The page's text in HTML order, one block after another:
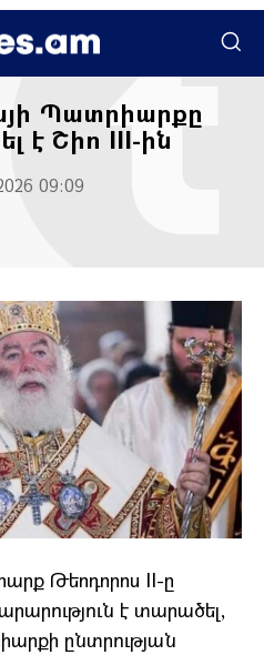
Պատրիարքը
է Շիո III-ին
09:09
Թեոդորոս II-ը
է տարածել,
ընտրության